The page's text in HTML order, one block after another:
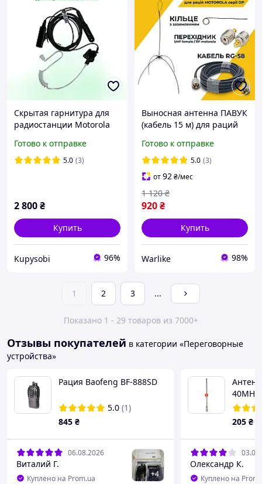
Скрытая гарнитура для
радиостанции Motorola
Готово к отправке
5.0 (3)
2 800₴
Купить
Kupysobi 96%
Выносная антенна ПАВУК
(кабель 15 м) для раций
Двухдиапазонная
VHF/UHF для усиления
связи
Готово к отправке
5.0 (3)
от92₴/мес
920₴
1 120 ₴
Купить
Warlike 98%
1 2 3 ...
Показано 1 - 29 товаров из 7000+
Отзывы покупателей в категории «Переговорные
устройства»
Рация Baofeng BF-888SD
5.0 (1)
845 ₴
06.08.2026
Виталий Г.
Куплено на Prom.ua +4
205 ₴
Олександр К.
Куплено на